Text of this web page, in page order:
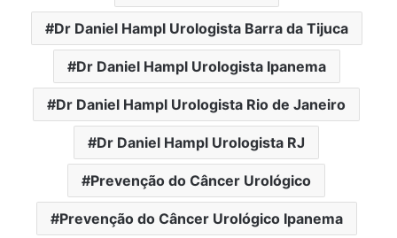
Dr Daniel Hampl Urologista Barra da Tijuca
Dr Daniel Hampl Urologista Ipanema
Dr Daniel Hampl Urologista Rio de Janeiro
Dr Daniel Hampl Urologista RJ
Prevenção do Câncer Urológico
Prevenção do Câncer Urológico Ipanema